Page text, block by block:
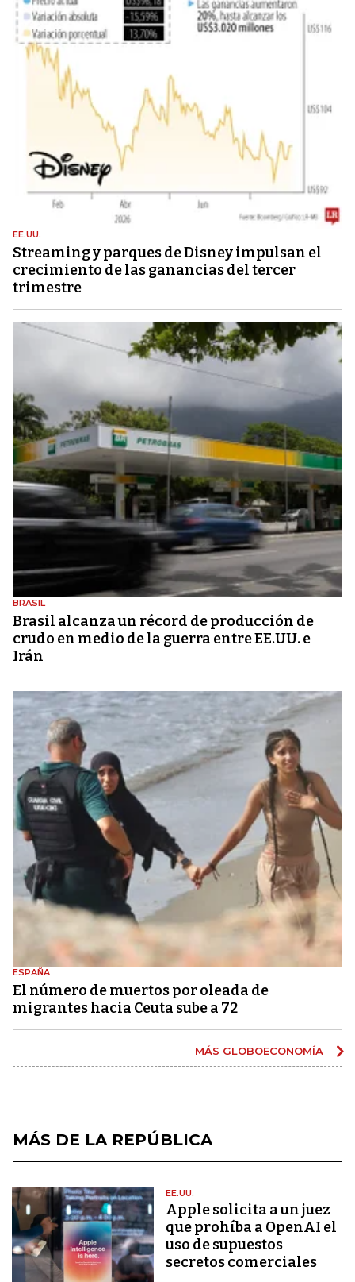
EE.UU.
Streaming y parques de Disney impulsan el
crecimiento de las ganancias del tercer
trimestre
BRASIL
Brasil alcanza un récord de producción de
crudo en medio de la guerra entre EE.UU. e
Irán
ESPAÑA
El número de muertos por oleada de
migrantes hacia Ceuta sube a 72
MÁS GLOBOECONOMÍA
MÁS DE LA REPÚBLICA
EE.UU.
Apple solicita a un juez
que prohíba a OpenAI el
uso de supuestos
secretos comerciales